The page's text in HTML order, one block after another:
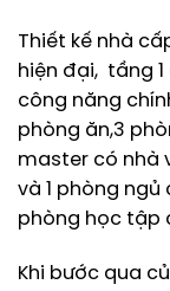
Thiết kế nhà
hiện đại, tầng
công năng
phòng ăn,3
master có nhà
và 1 phòng ngủ
phòng học tập
Khi bước qua